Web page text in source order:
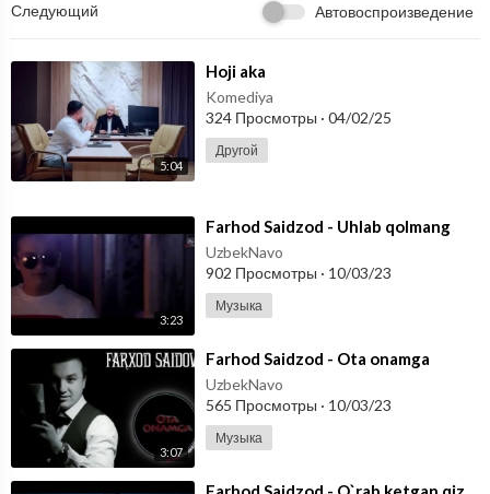
Следующий Автовоспроизведение
5:04
⁣Hoji aka
Komediya
324 Просмотры · 04/02/25
Другой
3:23
⁣Farhod Saidzod - Uhlab qolmang
UzbekNavo
902 Просмотры · 10/03/23
Музыка
3:07
⁣Farhod Saidzod - Ota onamga
UzbekNavo
565 Просмотры · 10/03/23
Музыка